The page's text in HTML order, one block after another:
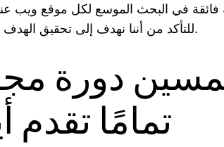
فائقة في البحث الموسع لكل موقع ويب
للتأكد من أننا نهدف إلى تحقيق الهدف والإجمالي.
دورة
تمامًا تقدم